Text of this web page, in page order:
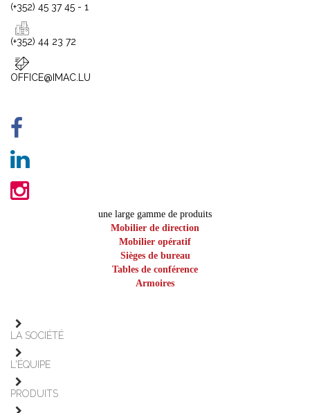
(+352) 45 37 45 - 1
(+352) 44 23 72
OFFICE@IMAC.LU
une large gamme de produits
Mobilier de direction
Mobilier opératif
Sièges de bureau
Tables de conférence
Armoires
LA SOCIÉTÉ
L'ÉQUIPE
PRODUITS